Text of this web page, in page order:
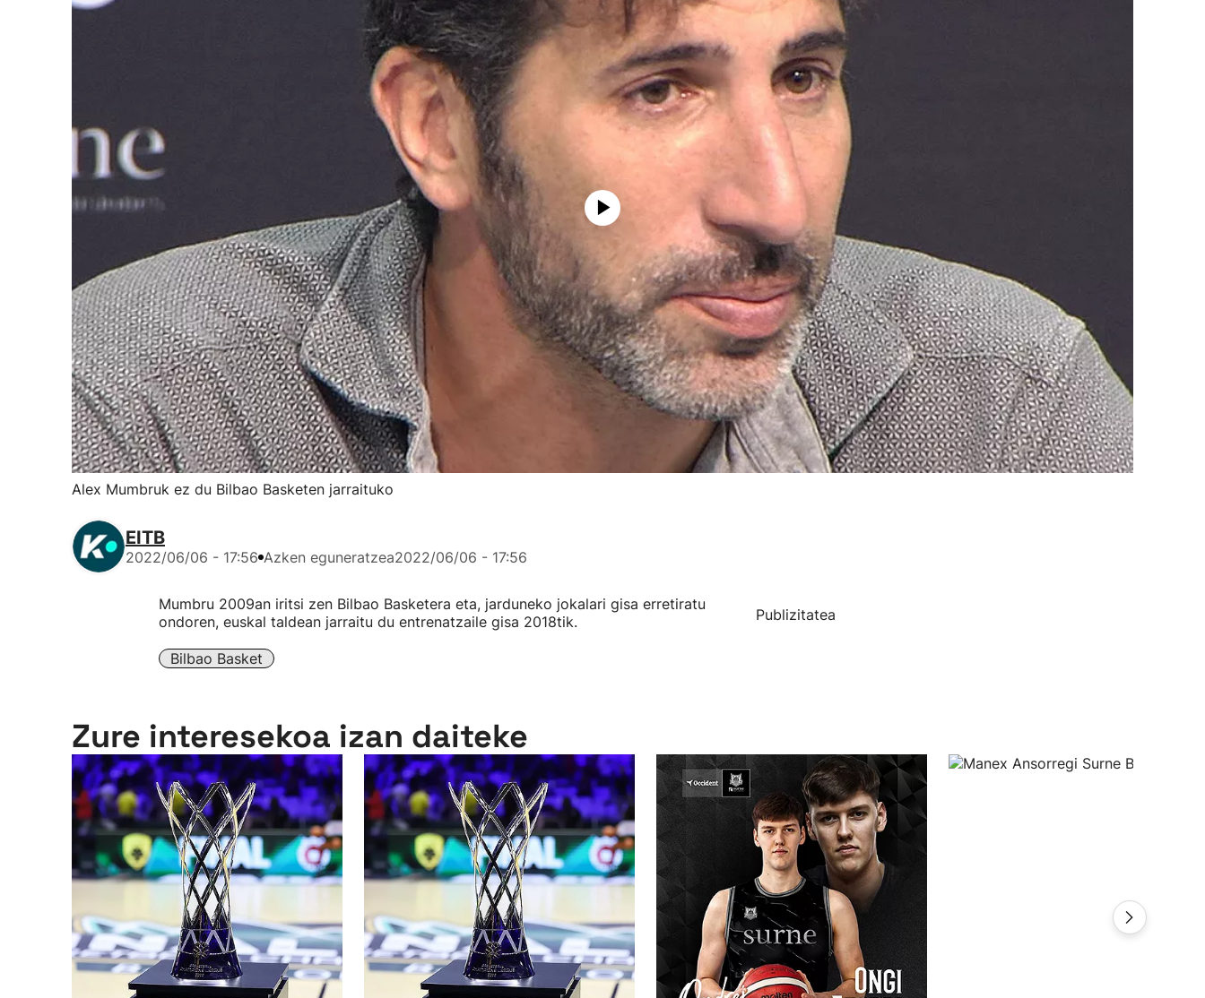
Alex Mumbruk ez du Bilbao Basketen jarraituko
EITB
2022/06/06 - 17:56 Azken eguneratzea2022/06/06 - 17:56
Mumbru 2009an iritsi zen Bilbao Basketera eta, jarduneko jokalari gisa erretiratu
ondoren, euskal taldean jarraitu du entrenatzaile gisa 2018tik.
Bilbao Basket
Publizitatea
Zure interesekoa izan daiteke